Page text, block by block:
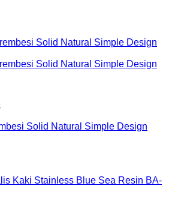
Solid Natural Simple Design